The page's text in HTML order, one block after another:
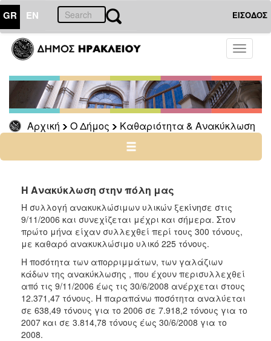
GR EN ΕΙΣΟΔΟΣ
Toggle
Αρχική Ο Δήμος Καθαριότητα & Ανακύκλωση
ΔΗΜΟΣ
Καθαριότητα
&
Ανακύκλωση
Βιοαπόβλητα
ΤΟΠΟΣ
ΠΟΛΙΤΙΣΜΟΣ
ΑΝΘΕΚΤΙΚΗ
ΠΟΛΗ
Η Ανακύκλωση στην πόλη μας
Η συλλογή ανακυκλώσιμων υλικών ξεκίνησε στις
9/11/2006 και συνεχίζεται μέχρι και σήμερα. Στον
πρώτο μήνα είχαν συλλεχθεί περί τους 300 τόνους,
με καθαρό ανακυκλώσιμο υλικό 225 τόνους.
Η ποσότητα των απορριμμάτων, των γαλάζιων
κάδων της ανακύκλωσης , που έχουν περισυλλεχθεί
από τις 9/11/2006 έως τις 30/6/2008 ανέρχεται στους
12.371,47 τόνους. Η παραπάνω ποσότητα αναλύεται
σε 638,49 τόνους για το 2006 σε 7.918,2 τόνους για το
2007 και σε 3.814,78 τόνους έως 30/6/2008 για το
2008.